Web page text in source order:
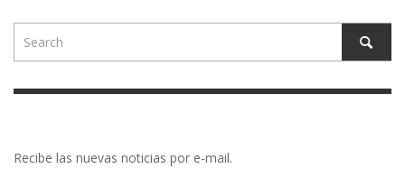
Recibe las nuevas noticias por e-mail.